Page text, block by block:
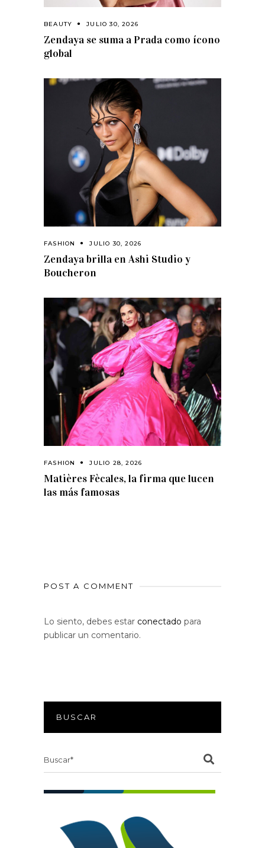
BEAUTY JULIO 30, 2026
Zendaya se suma a Prada como ícono
global
FASHION JULIO 30, 2026
Zendaya brilla en Ashi Studio y
Boucheron
FASHION JULIO 28, 2026
Matières Fècales, la firma que lucen
las más famosas
POST A COMMENT
Lo siento, debes estar conectado para
publicar un comentario.
BUSCAR